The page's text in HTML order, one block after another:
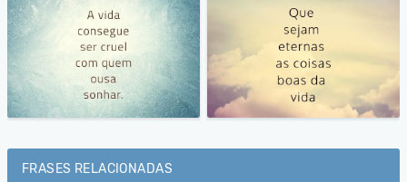
FRASES RELACIONADAS